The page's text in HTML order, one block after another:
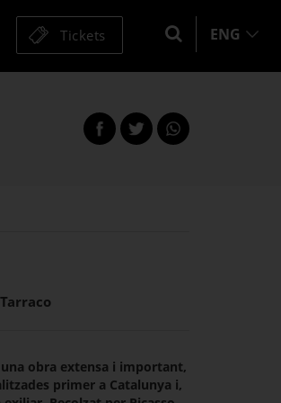
Tickets ENG
Share
on
Share
on
this
page
una obra extensa i important,
primer a Catalunya i,